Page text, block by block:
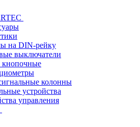
на DIN-рейку
выключатели
колонны
устройства
управления